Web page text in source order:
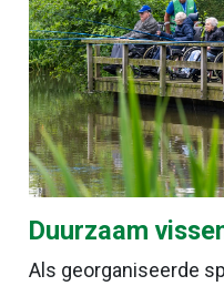
Duurzaam
Als georganiseerde